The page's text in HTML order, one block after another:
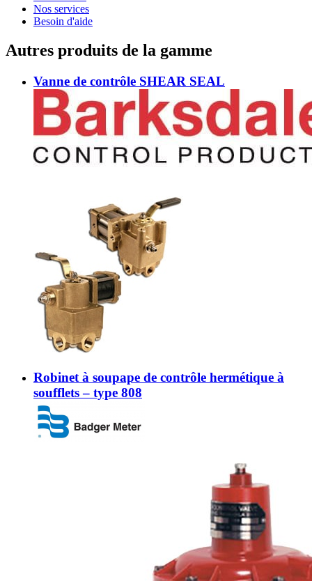
Nos services
Besoin d'aide
Autres produits de la gamme
Vanne de contrôle SHEAR SEAL
Robinet à soupape de contrôle hermétique à
soufflets – type 808